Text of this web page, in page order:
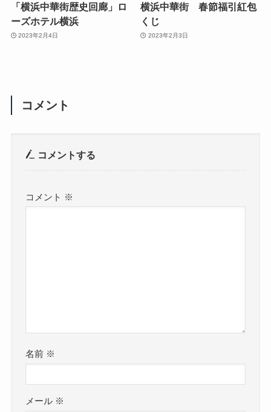
「横浜中華街歴史回廊」ロ
ーズホテル横浜
2023年2月4日
横浜中華街 春節福引紅包
くじ
2023年2月3日
コメント
コメントする
コメント ※
名前 ※
メール ※